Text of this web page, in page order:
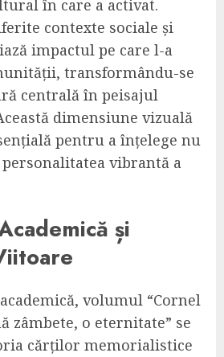
în care a activat.
contexte sociale și
impactul pe care l-a
transformându-se
centrală în peisajul
dimensiune vizuală
pentru a înțelege nu
vibrantă a
și
volumul “Cornel
zâmbete, o eternitate” se
cărților memorialistice